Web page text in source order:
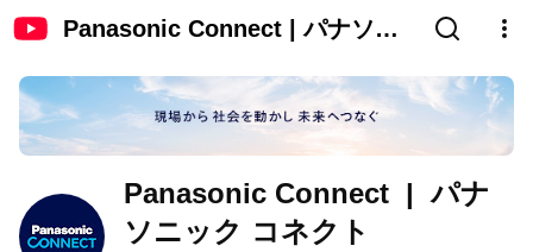
Panasonic Connect | パナソニ
Panasonic Connect  |  パナ
ソニック コネクト